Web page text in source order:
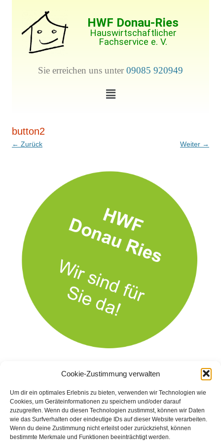
Cookie-Zustimmung verwalten
Um dir ein optimales Erlebnis zu bieten, verwenden wir Technologien wie
Cookies, um Geräteinformationen zu speichern und/oder darauf
zuzugreifen. Wenn du diesen Technologien zustimmst, können wir Daten
wie das Surfverhalten oder eindeutige IDs auf dieser Website verarbeiten.
Wenn du deine Zustimmung nicht erteilst oder zurückziehst, können
bestimmte Merkmale und Funktionen beeinträchtigt werden.
HWF Donau-Ries
Hauswirtschaftlicher
Fachservice e. V.
Sie erreichen uns unter 09085 920949
button2
← Zurück Weiter →